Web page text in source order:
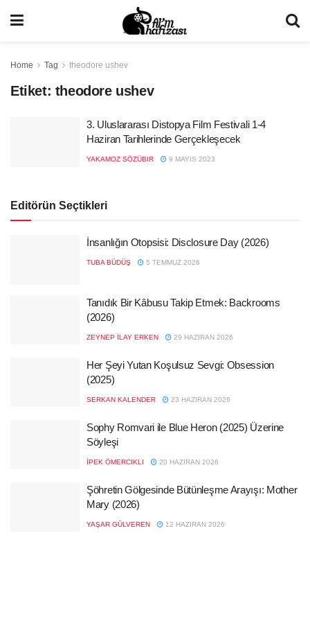
Home Tag theodore ushev
Etiket: theodore ushev
3. Uluslararası Distopya Film Festivali 1-4
Haziran Tarihlerinde Gerçekleşecek
YAKAMOZ SÖZÜBIR 9 MAYIS 2023
Editörün Seçtikleri
İnsanlığın Otopsisi: Disclosure Day (2026)
TUBA BÜDÜŞ 5 TEMMUZ 2026
Tanıdık Bir Kâbusu Takip Etmek: Backrooms
(2026)
ZEYNEP İLAY ERKEN 29 HAZIRAN 2026
Her Şeyi Yutan Koşulsuz Sevgi: Obsession
(2025)
SERKAN KALENDER 23 HAZIRAN 2026
Sophy Romvari ile Blue Heron (2025) Üzerine
Söyleşi
İPEK ÖMERCIKLI 20 HAZIRAN 2026
Şöhretin Gölgesinde Bütünleşme Arayışı: Mother
Mary (2026)
YAŞAR GÜLVEREN 12 HAZIRAN 2026